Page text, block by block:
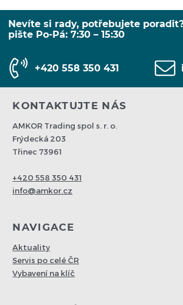
Nevíte si rady, potřebujete
pište Po-Pá: 7:30 – 15:30
+420 558 350 431
KONTAKTUJTE NÁS
AMKOR Trading spol s. r. o.
Frýdecká 203
Třinec 73961
+420 558 350 431
info@amkor.cz
NAVIGACE
Aktuality
Servis po celé ČR
Vybavení na klíč